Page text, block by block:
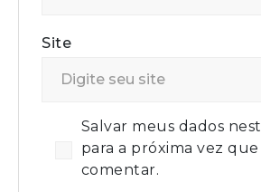
Site
Salvar meus dados
para a próxima vez
comentar.